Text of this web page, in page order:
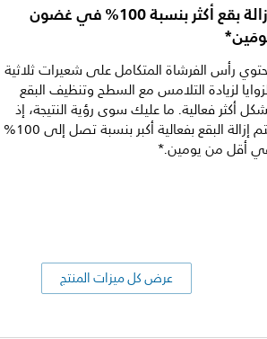
إزالة بقع أكثر بنسبة 100% في غضون
رأس الفرشاة المتكامل على شعيرات ثلاثية
لزيادة التلامس مع السطح وتنظيف البقع
أكثر فعالية. ما عليك سوى رؤية النتيجة، إذ
تتم إزالة البقع بفعالية أكبر بنسبة تصل إلى 100%
أقل من يومين.*
عرض كل ميزات المنتج